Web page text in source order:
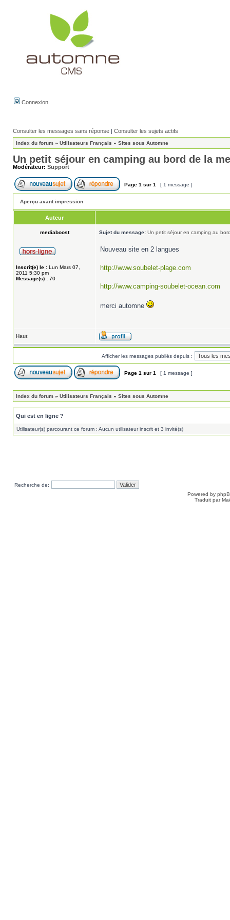
Connexion
Consulter les messages sans réponse | Consulter les sujets actifs
Index du forum » Utilisateurs Français » Sites sous Automne
Un petit séjour en camping au bord de la
Modérateur: Support
Page 1 sur 1 [ 1 message ]
Aperçu avant impression
Auteur
mediaboost Sujet du message: Un petit séjour en camping au
Inscrit(e) le : Lun Mars 07,
2011 5:30 pm
Message(s) : 70
Nouveau site en 2 langues
http://www.soubelet-plage.com
http://www.camping-soubelet-ocean.com
merci automne
Haut
Afficher les messages publiés depuis :
Page 1 sur 1 [ 1 message ]
Index du forum » Utilisateurs Français » Sites sous Automne
Qui est en ligne ?
Utilisateur(s) parcourant ce forum : Aucun utilisateur inscrit et 3 invité(s)
Recherche de:
Powered by
Traduit par